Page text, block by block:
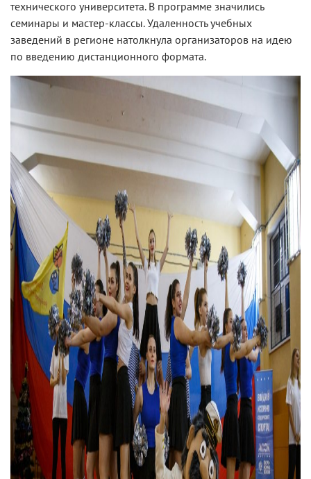
технического университета. В программе значились
семинары и мастер-классы. Удаленность учебных
заведений в регионе натолкнула организаторов на идею
по введению дистанционного формата.